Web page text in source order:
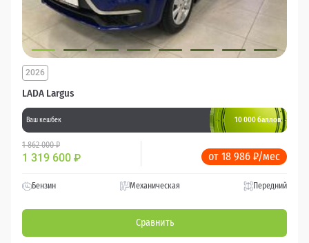
LADA Largus
2026
Ваш кешбек 10 000 баллов
1 862 000 ₽
1 319 600 ₽ от 18 986 ₽/мес
Бензин Механическая Передний
Сравнить